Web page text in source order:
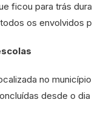
ficou para trás
os envolvidos
no
desde o